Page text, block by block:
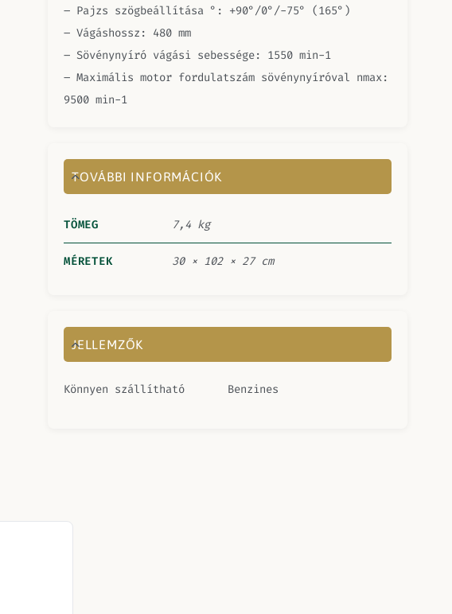
– Pajzs szögbeállítása °: +90°/0°/-75° (165°)
– Vágáshossz: 480 mm
– Sövénynyíró vágási sebessége: 1550 min-1
– Maximális motor fordulatszám sövénynyíróval nmax:
9500 min-1
TOVÁBBI INFORMÁCIÓK
TÖMEG 7,4 kg
MÉRETEK 30 × 102 × 27 cm
JELLEMZŐK
Könnyen szállítható Benzines